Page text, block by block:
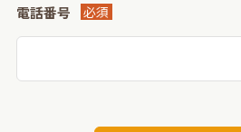
電話番号 必須